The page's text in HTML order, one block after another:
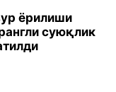
ёрилиши
суюқлик